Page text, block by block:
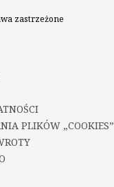
zastrzeżone
PLIKÓW „COOKIES”